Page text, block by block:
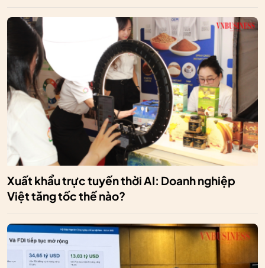
Xuất khẩu trực tuyến thời AI: Doanh nghiệp
Việt tăng tốc thế nào?